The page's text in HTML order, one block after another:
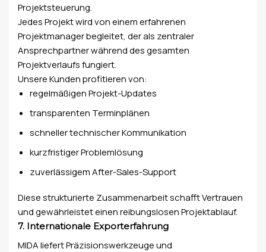
Projektsteuerung.
Jedes Projekt wird von einem erfahrenen
Projektmanager begleitet, der als zentraler
Ansprechpartner während des gesamten
Projektverlaufs fungiert.
Unsere Kunden profitieren von:
regelmäßigen Projekt-Updates
transparenten Terminplänen
schneller technischer Kommunikation
kurzfristiger Problemlösung
zuverlässigem After-Sales-Support
Diese strukturierte Zusammenarbeit schafft Vertrauen
und gewährleistet einen reibungslosen Projektablauf.
7. Internationale Exporterfahrung
MIDA liefert Präzisionswerkzeuge und